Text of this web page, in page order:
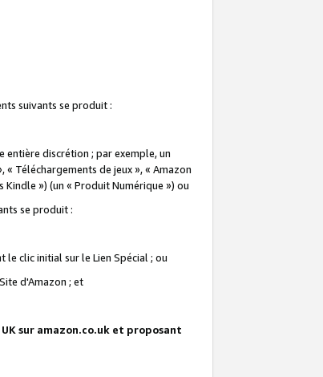
suivants se produit :
discrétion ; par exemple, un
Téléchargements de jeux », « Amazon
Kindle ») (un « Produit Numérique ») ou
se produit :
clic initial sur le Lien Spécial ; ou
d'Amazon ; et
sur amazon.co.uk et proposant